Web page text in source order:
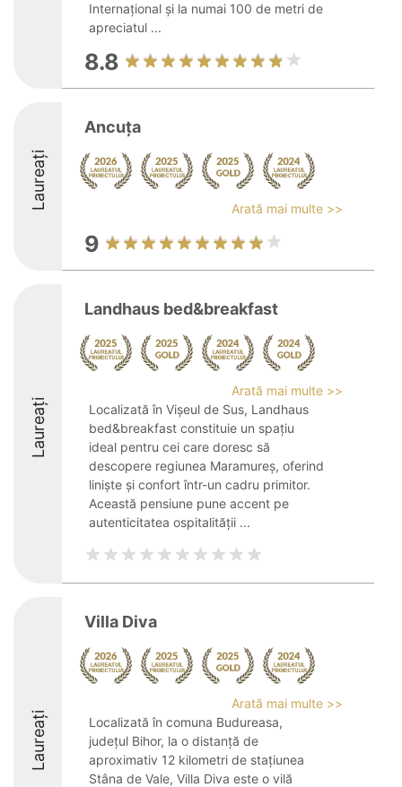
Internațional și la numai 100 de metri de
apreciatul ...
8.8
Laureați
Ancuţa
Arată mai multe >>
9
Laureați
Landhaus bed&breakfast
Arată mai multe >>
Localizată în Vișeul de Sus, Landhaus
bed&breakfast constituie un spațiu
ideal pentru cei care doresc să
descopere regiunea Maramureș, oferind
liniște și confort într-un cadru primitor.
Această pensiune pune accent pe
autenticitatea ospitalității ...
Laureați
Villa Diva
Arată mai multe >>
Localizată în comuna Budureasa,
județul Bihor, la o distanță de
aproximativ 12 kilometri de stațiunea
Stâna de Vale, Villa Diva este o vilă